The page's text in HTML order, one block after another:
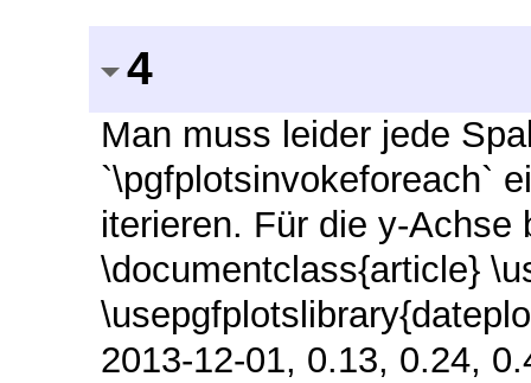
4
Man muss leider jede
`\pgfplotsinvokeforeach`
iterieren. Für die y-
\documentclass{article}
2013-12-01, 0.13, 0.24,